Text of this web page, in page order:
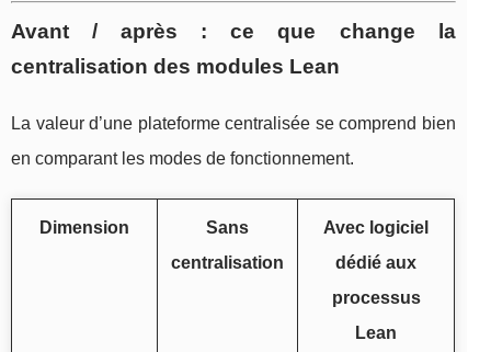
Avant / après : ce que change la
centralisation des modules Lean
La valeur d’une plateforme centralisée se comprend bien
en comparant les modes de fonctionnement.
Dimension
Sans
centralisation
Avec logiciel
dédié aux
processus
Lean